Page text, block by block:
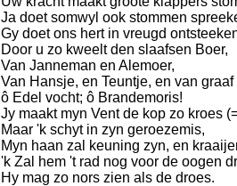
Ja doet somwyl ook stommen
Gy doet ons hert in vreugd
Door u zo kweelt den slaafsen Boer,
Van Janneman en Alemoer,
Van Hansje, en Teuntje, en van graaf
ô Edel vocht; ô Brandemoris!
Jy maakt myn Vent de kop zo kroes
Maar 'k schyt in zyn geroezemis,
Myn haan zal keuning zyn, en
'k Zal hem 't rad nog voor de oogen
Hy mag zo nors zien als de droes.